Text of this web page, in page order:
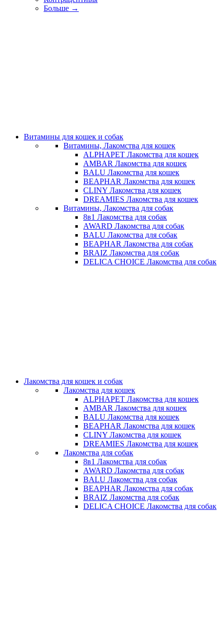
Больше →
Витамины для кошек и собак
Витамины, Лакомства для кошек
ALPHAPET Лакомства для кошек
AMBAR Лакомства для кошек
BALU Лакомства для кошек
BEAPHAR Лакомства для кошек
CLINY Лакомства для кошек
DREAMIES Лакомства для кошек
Витамины, Лакомства для собак
8в1 Лакомства для собак
AWARD Лакомства для собак
BALU Лакомства для собак
BEAPHAR Лакомства для собак
BRAIZ Лакомства для собак
DELICA CHOICE Лакомства для собак
Лакомства для кошек и собак
Лакомства для кошек
ALPHAPET Лакомства для кошек
AMBAR Лакомства для кошек
BALU Лакомства для кошек
BEAPHAR Лакомства для кошек
CLINY Лакомства для кошек
DREAMIES Лакомства для кошек
Лакомства для собак
8в1 Лакомства для собак
AWARD Лакомства для собак
BALU Лакомства для собак
BEAPHAR Лакомства для собак
BRAIZ Лакомства для собак
DELICA CHOICE Лакомства для собак